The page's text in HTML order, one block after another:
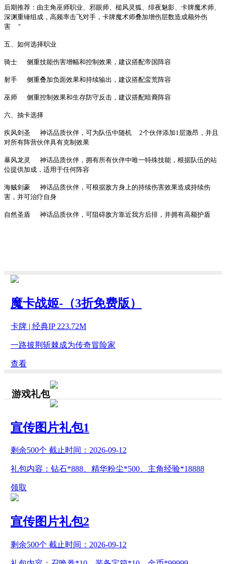
后期推荐：由主角巫师职业、邪眼师、槌风灵狐、绯夜魅影、卡牌魔术师、
深渊重锤组成，高频率击飞对手，卡牌魔术师叠加增伤层数造成额外伤
害
"
五、如何选择职业
骑士 侧重技能伤害增幅和控制效果，建议搭配帝国阵容
射手 侧重叠加负面效果和持续输出，建议搭配蛮荒阵容
巫师 侧重控制效果和生存防守反击，建议搭配暗裔阵容
六、抽卡选择
疾风剑圣 神话品质伙伴，可为队伍中随机
2个伙伴添加1层激昂，并且
对所有阵营伙伴具有克制效果
暴风龙灵
神话品质伙伴，拥有所有伙伴中唯一特殊技能，根据队伍的站
位提供加成，适用于任何阵容
海贼剑豪
神话品质伙伴，可根据敌方身上的持续伤害效果造成持续伤
害，并可治疗自身
自然圣盾 神话品质伙伴，可阻碍敌方靠近我方后排，并拥有高额护盾
魔卡战姬-（3折免费版）
卡牌 | 经典IP 223.72M
一路披荆斩棘成为传奇冒险家
查看
游戏礼包
宣传图片礼包1
剩余500个 截止时间： 2026-09-12
礼包内容：钻石*888、精华粉尘*500、主角经验*18888
领取
宣传图片礼包2
剩余500个 截止时间： 2026-09-12